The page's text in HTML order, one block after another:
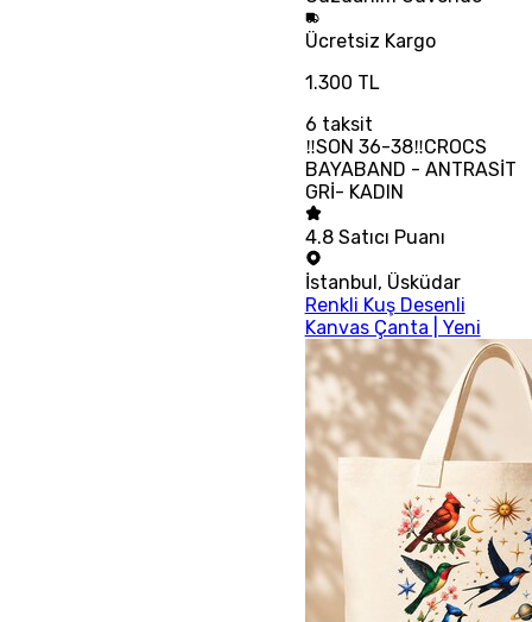
Ücretsiz Kargo
1.300 TL
6 taksit
‼SON 36-38‼CROCS
BAYABAND - ANTRASİT
GRİ- KADIN
4.8 Satıcı Puanı
İstanbul , Üsküdar
Renkli Kuş Desenli
Kanvas Çanta | Yeni